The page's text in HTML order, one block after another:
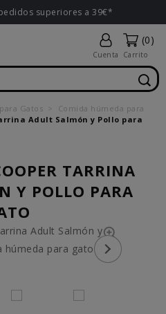
superiores a 39€*
Cuenta
(0)
Carrito
Gatos
Comida húmeda para
Adult Salmón y Pollo para
TARRINA
Y POLLO PARA